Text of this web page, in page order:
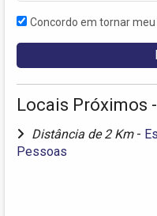
Concordo em tornar
Locais Próximos
Distância de 2 Km -
Pessoas